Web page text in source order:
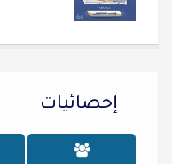
إحصائيات